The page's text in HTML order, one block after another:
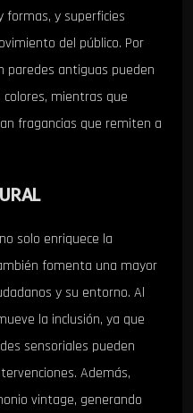
formas, y superficies
del público. Por
paredes antiguas pueden
mientras que
fragancias que remiten a
solo enriquece la
fomenta una mayor
y su entorno. Al
la inclusión, ya que
sensoriales pueden
Además,
vintage, generando